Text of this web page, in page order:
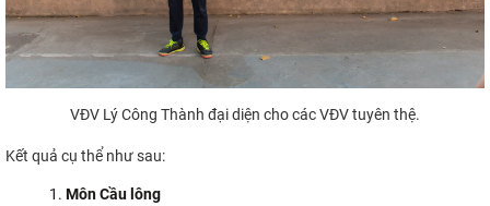
VĐV Lý Công Thành đại diện cho các VĐV tuyên thệ.
Kết quả cụ thể như sau:
Môn Cầu lông